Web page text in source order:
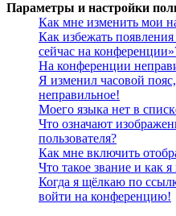
Параметры и настройки
Как мне изменить мои
Как избежать
сейчас на
На конференции
Я изменил часовой
неправильное!
Моего языка нет в
Что означают
пользователя?
Как мне включить
Что такое звание и как
Когда я щёлкаю по
войти на конференцию!